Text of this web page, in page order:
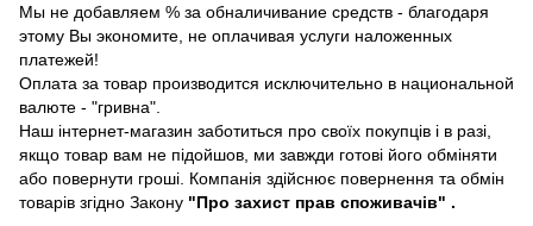
Мы не добавляем % за обналичивание средств - благодаря
этому Вы экономите, не оплачивая услуги наложенных
платежей!
Оплата за товар производится исключительно в национальной
валюте - "гривна".
Наш інтернет-магазин заботиться про своїх покупців і в разі,
якщо товар вам не підойшов, ми завжди готові його обміняти
або повернути гроші. Компанія здійснює повернення та обмін
товарів згідно Закону "Про захист прав споживачів" .